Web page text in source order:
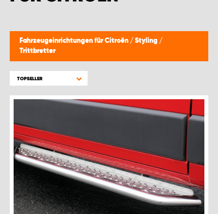
Fahrzeugeinrichtungen für Citroën / Styling /
Trittbretter
TOPSELLER
WORK SYSTEM GERA
WORK SYSTEM HAMBURG
WORK SYSTEM LUDWIGSHAFEN
WORK SYSTEM MÜNCHEN
WORK SYSTEM OSNABRÜCK
WORK SYSTEM RHEINLAND